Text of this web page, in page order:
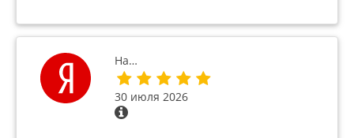
На…
30 июля 2026